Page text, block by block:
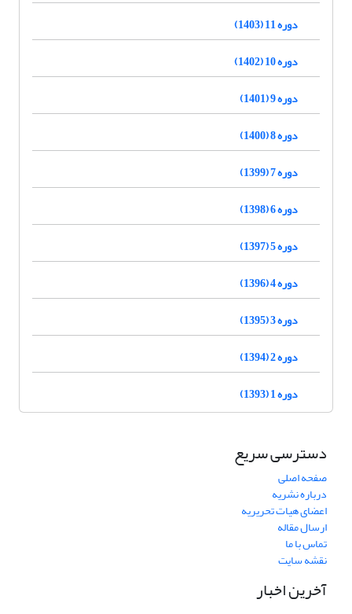
دوره 11 (1403)
دوره 10 (1402)
دوره 9 (1401)
دوره 8 (1400)
دوره 7 (1399)
دوره 6 (1398)
دوره 5 (1397)
دوره 4 (1396)
دوره 3 (1395)
دوره 2 (1394)
دوره 1 (1393)
دسترسی سریع
صفحه اصلی
درباره نشریه
اعضای هیات تحریریه
ارسال مقاله
تماس با ما
نقشه سایت
آخرین اخبار